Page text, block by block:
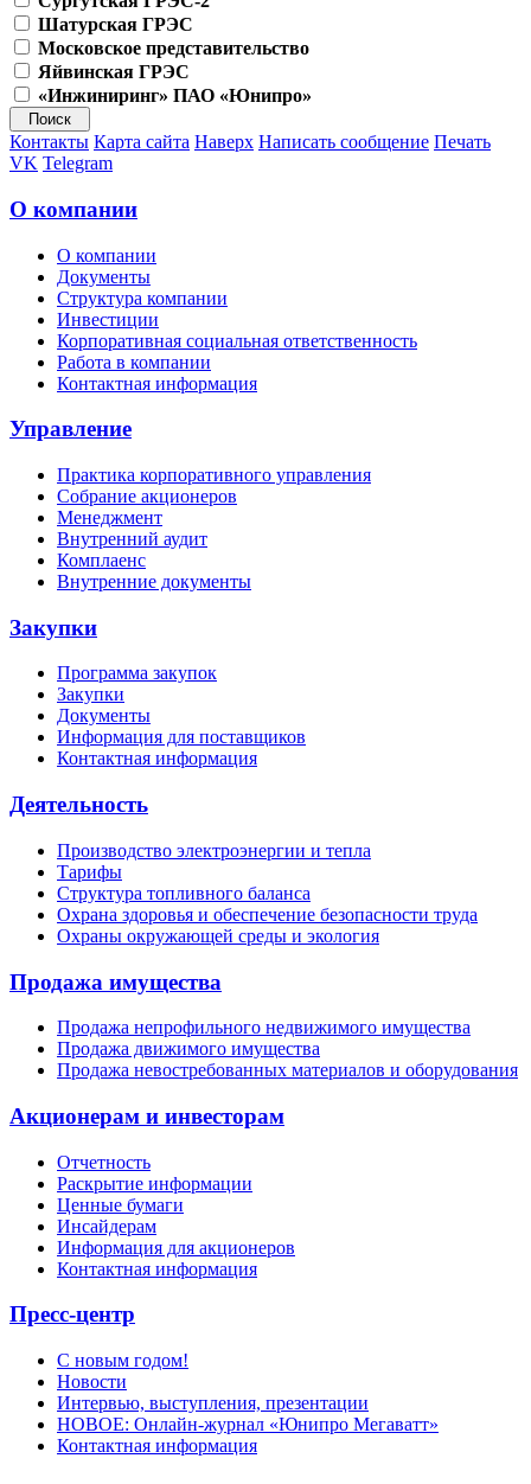
Шатурская ГРЭС
Московское представительство
Яйвинская ГРЭС
«Инжиниринг» ПАО «Юнипро»
Контакты Карта сайта Наверх Написать сообщение Печать
VK Telegram
О компании
О компании
Документы
Структура компании
Инвестиции
Корпоративная социальная ответственность
Работа в компании
Контактная информация
Управление
Практика корпоративного управления
Собрание акционеров
Менеджмент
Внутренний аудит
Комплаенс
Внутренние документы
Закупки
Программа закупок
Закупки
Документы
Информация для поставщиков
Контактная информация
Деятельность
Производство электроэнергии и тепла
Тарифы
Структура топливного баланса
Охрана здоровья и обеспечение безопасности труда
Охраны окружающей среды и экология
Продажа имущества
Продажа непрофильного недвижимого имущества
Продажа движимого имущества
Продажа невостребованных материалов и оборудования
Акционерам и инвесторам
Отчетность
Раскрытие информации
Ценные бумаги
Инсайдерам
Информация для акционеров
Контактная информация
Пресс-центр
С новым годом!
Новости
Интервью, выступления, презентации
НОВОЕ: Онлайн-журнал «Юнипро Мегаватт»
Контактная информация